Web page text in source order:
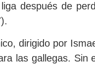
después de
dirigido por
las gallegas. Sin